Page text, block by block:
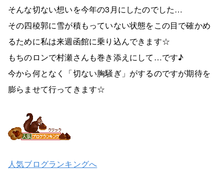
そんな切ない想いを今年の3月にしたのでした…
その四稜郭に雪が積もっていない状態をこの目で確かめ
るために私は来週函館に乗り込んできます☆
もちのロンで村瀬さんも巻き添えにして…です♪
今から何となく「切ない胸騒ぎ」がするのですが期待を
膨らませて行ってきます☆
人気ブログランキングへ